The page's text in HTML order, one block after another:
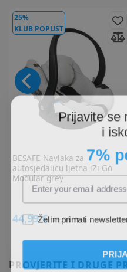
25%
KLUB POPUST
BESAFE Navlaka za
autosjedalicu ljetna iZi Go
Modular grey
44,99 € 59,99 €
PROVJERITE I DRUGE
Prijavite se
i
7%
Želim primati newsletter